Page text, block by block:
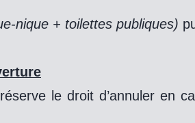
nique + toilettes publiques)
le droit d’annuler en